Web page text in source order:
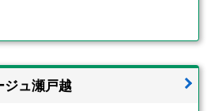
ジュ瀬戸越